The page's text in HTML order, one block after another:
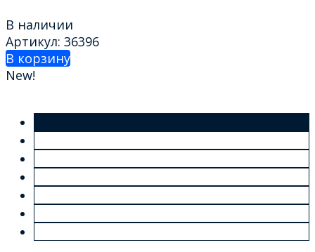
В наличии
Артикул: 36396
В корзину
New!